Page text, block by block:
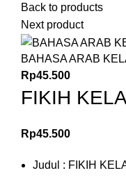
Back to products
Next product
BAHASA ARAB
Rp45.500
FIKIH
Rp45.500
Judul : FIKIH